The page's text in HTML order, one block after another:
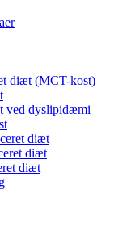
diæt (MCT-kost)
ved dyslipidæmi
diæt
diæt
diæt